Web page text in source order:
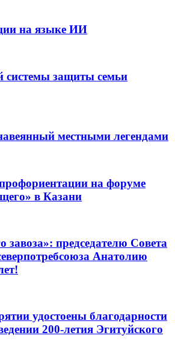
на языке ИИ
системы защиты семьи
местными легендами
на форуме
в Казани
завоза»: председателю Совета
Анатолию
удостоены благодарности
200-летия Эгитуйского